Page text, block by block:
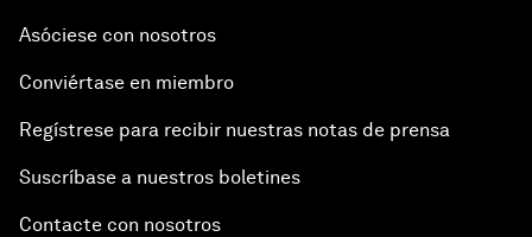
Asóciese con nosotros
Conviértase en miembro
Regístrese para recibir nuestras notas de prensa
Suscríbase a nuestros boletines
Contacte con nosotros